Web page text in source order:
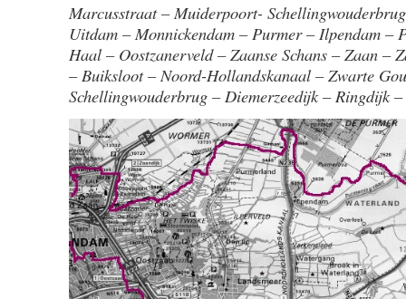
Marcusstraat – Muiderpoort-
Uitdam – Monnickendam – Purmer – Ilpendam –
Haal – Oostzanerveld – Zaanse Schans – Zaan –
– Buiksloot – Noord-Hollandskanaal – Zwarte
Schellingwouderbrug – Diemerzeedijk – Ringdijk